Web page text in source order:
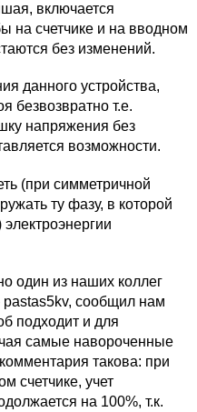
включается
на счетчике и на вводном
без изменений.
данного устройства,
безвозвратно т.е.
напряжения без
возможности.
(при симметричной
ту фазу, в которой
один из наших коллег
pastas5kv, сообщил нам
подходит и для
самые навороченные
такова: при
счетчике, учет
на 100%, т.к.